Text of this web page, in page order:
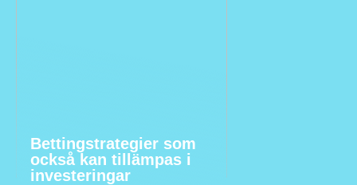
Bettingstrategier som
också kan tillämpas i
investeringar